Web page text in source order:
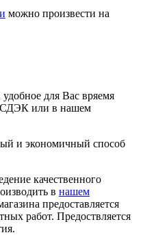
можно произвести на
для Вас вряемя
СДЭК или в нашем
и экономичный способ
качественного
в нашем
предоставляется
работ. Предоствляется